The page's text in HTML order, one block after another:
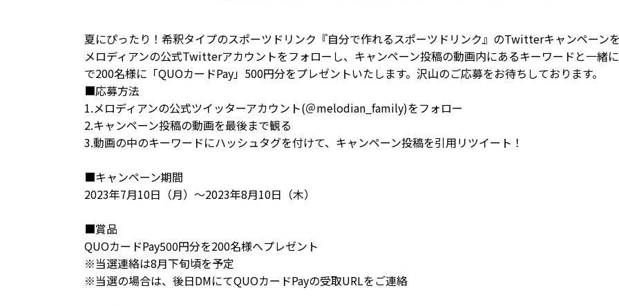
夏にぴったり！希釈タイプのスポーツドリンク『自分で作れるスポーツドリンク』のTwitterキャンペーン
メロディアンの公式Twitterアカウントをフォローし、キャンペーン投稿の動画内にあるキーワードと一緒
で200名様に「QUOカードPay」500円分をプレゼントいたします。沢山のご応募をお待ちしております。
■応募方法
1.メロディアンの公式ツイッターアカウント(＠melodian_family)をフォロー
2.キャンペーン投稿の動画を最後まで観る
3.動画の中のキーワードにハッシュタグを付けて、キャンペーン投稿を引用リツイート！
■キャンペーン期間
2023年7月10日（月）～2023年8月10日（木）
■賞品
QUOカードPay500円分を200名様へプレゼント
※当選連絡は8月下旬頃を予定
※当選の場合は、後日DMにてQUOカードPayの受取URLをご連絡